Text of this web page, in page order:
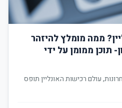
ממה מומלץ להיזהר
תוכן ממומן על ידי
עולם רכישות האונליין תופס